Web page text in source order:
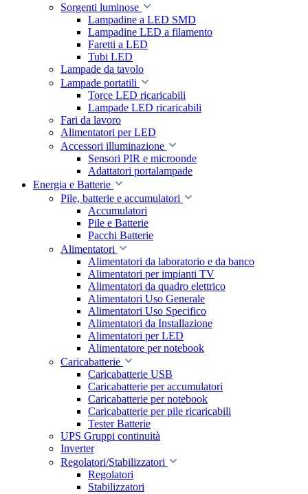
Sorgenti luminose
Lampadine a LED SMD
Lampadine LED a filamento
Faretti a LED
Tubi LED
Lampade da tavolo
Lampade portatili
Torce LED ricaricabili
Lampade LED ricaricabili
Fari da lavoro
Alimentatori per LED
Accessori illuminazione
Sensori PIR e microonde
Adattatori portalampade
Energia e Batterie
Pile, batterie e accumulatori
Accumulatori
Pile e Batterie
Pacchi Batterie
Alimentatori
Alimentatori da laboratorio e da banco
Alimentatori per impianti TV
Alimentatori da quadro elettrico
Alimentatori Uso Generale
Alimentatori Uso Specifico
Alimentatori da Installazione
Alimentatori per LED
Alimentatore per notebook
Caricabatterie
Caricabatterie USB
Caricabatterie per accumulatori
Caricabatterie per notebook
Caricabatterie per pile ricaricabili
Tester Batterie
UPS Gruppi continuità
Inverter
Regolatori/Stabilizzatori
Regolatori
Stabilizzatori